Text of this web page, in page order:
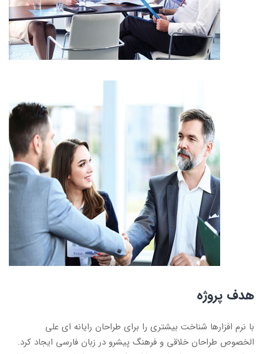
هدف پروژه
با نرم افزارها شناخت بیشتری را برای طراحان رایانه ای علی
الخصوص طراحان خلاقی و فرهنگ پیشرو در زبان فارسی ایجاد کرد.